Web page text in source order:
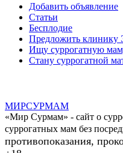
Добавить объявление
Статьи
Бесплодие
Предложить
Ищу суррогатную
Стану суррогатной
МИРСУРМАМ
«Мир Сурмам» - сайт о
суррогатных мам без
противопоказания,